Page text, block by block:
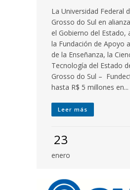
La Universidad Federal
Grosso do Sul en
el Gobierno del Estado,
la Fundación de Apoyo
de la Enseñanza, la
Tecnología del Estado
Grosso do Sul –
hasta R$ 5 millones en...
Leer más
23
enero